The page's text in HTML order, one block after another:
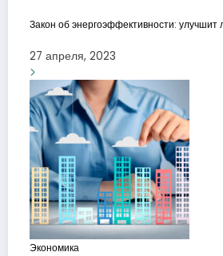
Закон об энергоэффективности: улучшит
27 апреля, 2023
Экономика